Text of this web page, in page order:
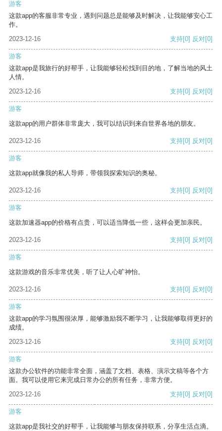
游客
这款app的客服非常专业，遇到问题总是能够及时解决，让我能够安心工
作。
2023-12-16
支持[0] 反对[0]
游客
这款app是我旅行的好帮手，让我能够轻松找到目的地，了解当地的风土
人情。
2023-12-16
支持[0] 反对[0]
游客
这款app的用户群体非常庞大，我可以结识到来自世界各地的朋友。
2023-12-16 支持[0] 反对[0]
游客
这款app就像我的私人导师，带领我探索知识的奥秘。
2023-12-16 支持[0] 反对[0]
游客
这款加速器app的价格有点贵，可以适当降低一些，这样会更加亲民。
2023-12-16 支持[0] 反对[0]
游客
这款游戏的音乐非常优美，听了让人心旷神怡。
2023-12-16 支持[0] 反对[0]
游客
这款app的学习氛围很浓厚，能够激励我不断学习，让我能够取得更好的
成绩。
2023-12-16
支持[0] 反对[0]
游客
这款办公软件的功能非常全面，涵盖了文档、表格、演示文稿等各个方
面。我可以使用它来完成日常办公的所有任务，非常方便。
2023-12-16
支持[0] 反对[0]
游客
这款app是我社交的好帮手，让我能够与朋友保持联系，分享生活点滴。